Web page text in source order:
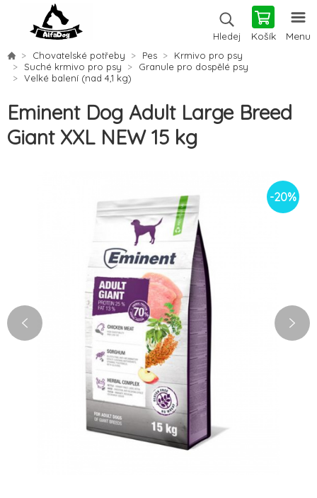
Hledej Košík Menu
Chovatelské potřeby Pes
Krmivo pro psy
Suché krmivo pro psy
Granule pro dospělé psy
Velké balení (nad 4,1 kg)
Eminent Dog Adult Large Breed
Giant XXL NEW 15 kg
-20%